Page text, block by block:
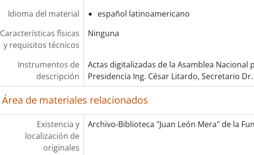
Idioma del material
español latinoamericano
Características físicas
y requisitos técnicos
Ninguna
Instrumentos de
descripción
Actas digitalizadas de la Asamblea Nacional
Presidencia Ing. César Litardo, Secretario Dr.
Área de materiales relacionados
Existencia y
localización de
originales
Archivo-Biblioteca "Juan León Mera" de la